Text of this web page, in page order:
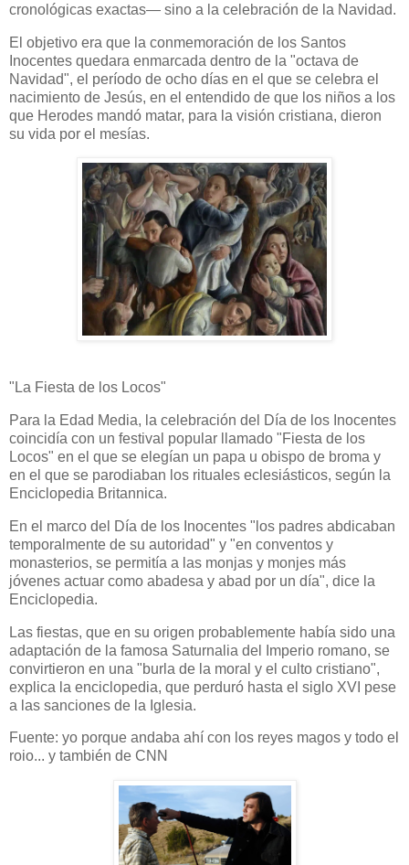
cronológicas exactas— sino a la celebración de la Navidad.
El objetivo era que la conmemoración de los Santos
Inocentes quedara enmarcada dentro de la "octava de
Navidad", el período de ocho días en el que se celebra el
nacimiento de Jesús, en el entendido de que los niños a los
que Herodes mandó matar, para la visión cristiana, dieron
su vida por el mesías.
"La Fiesta de los Locos"
Para la Edad Media, la celebración del Día de los Inocentes
coincidía con un festival popular llamado "Fiesta de los
Locos" en el que se elegían un papa u obispo de broma y
en el que se parodiaban los rituales eclesiásticos, según la
Enciclopedia Britannica.
En el marco del Día de los Inocentes "los padres abdicaban
temporalmente de su autoridad" y "en conventos y
monasterios, se permitía a las monjas y monjes más
jóvenes actuar como abadesa y abad por un día", dice la
Enciclopedia.
Las fiestas, que en su origen probablemente había sido una
adaptación de la famosa Saturnalia del Imperio romano, se
convirtieron en una "burla de la moral y el culto cristiano",
explica la enciclopedia, que perduró hasta el siglo XVI pese
a las sanciones de la Iglesia.
Fuente: yo porque andaba ahí con los reyes magos y todo el
roio... y también de CNN